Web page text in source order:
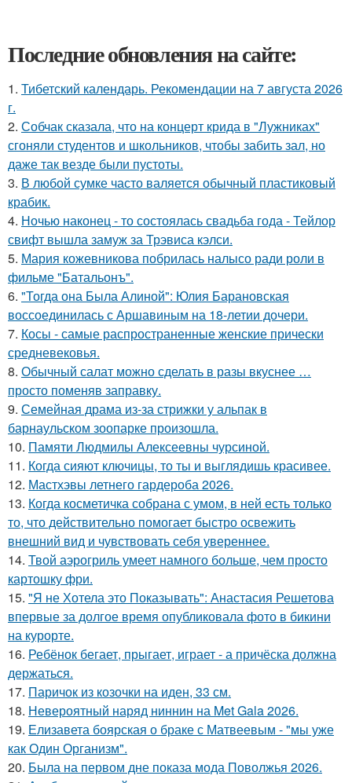
Последние обновления на сайте:
1. Тибетский календарь. Рекомендации на 7 августа 2026
г.
2. Собчак сказала, что на концерт крида в "Лужниках"
сгоняли студентов и школьников, чтобы забить зал, но
даже так везде были пустоты.
3. В любой сумке часто валяется обычный пластиковый
крабик.
4. Ночью наконец - то состоялась свадьба года - Тейлор
свифт вышла замуж за Трэвиса кэлси.
5. Мария кожевникова побрилась налысо ради роли в
фильме "Батальонъ".
6. "Тогда она Была Алиной": Юлия Барановская
воссоединилась с Аршавиным на 18-летии дочери.
7. Косы - самые распространенные женские прически
средневековья.
8. Обычный салат можно сделать в разы вкуснее …
просто поменяв заправку.
9. Семейная драма из-за стрижки у альпак в
барнаульском зоопарке произошла.
10. Памяти Людмилы Алексеевны чурсиной.
11. Когда сияют ключицы, то ты и выглядишь красивее.
12. Мастхэвы летнего гардероба 2026.
13. Когда косметичка собрана с умом, в ней есть только
то, что действительно помогает быстро освежить
внешний вид и чувствовать себя увереннее.
14. Твой аэрогриль умеет намного больше, чем просто
картошку фри.
15. "Я не Хотела это Показывать": Анастасия Решетова
впервые за долгое время опубликовала фото в бикини
на курорте.
16. Ребёнок бегает, прыгает, играет - а причёска должна
держаться.
17. Паричок из козочки на иден, 33 см.
18. Невероятный наряд ниннин на Met Gala 2026.
19. Елизавета боярская о браке с Матвеевым - "мы уже
как Один Организм".
20. Была на первом дне показа мода Поволжья 2026.